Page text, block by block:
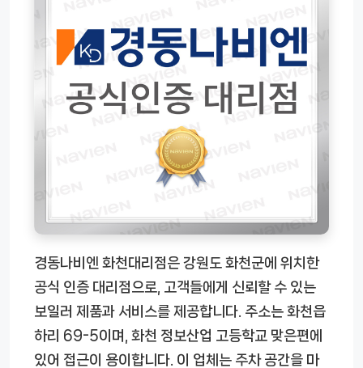
경동나비엔 화천대리점은 강원도 화천군에 위치한
공식 인증 대리점으로, 고객들에게 신뢰할 수 있는
보일러 제품과 서비스를 제공합니다. 주소는 화천읍
하리 69-5이며, 화천 정보산업 고등학교 맞은편에
있어 접근이 용이합니다. 이 업체는 주차 공간을 마